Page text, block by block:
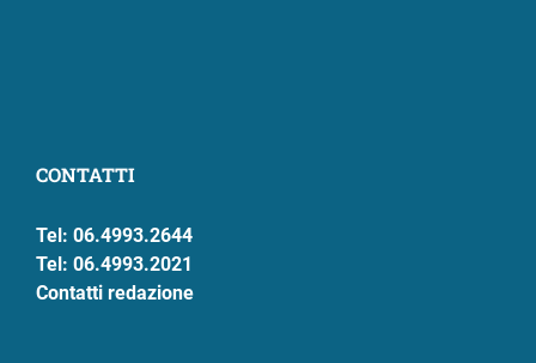
CONTATTI
Tel: 06.4993.2644
Tel: 06.4993.2021
Contatti redazione